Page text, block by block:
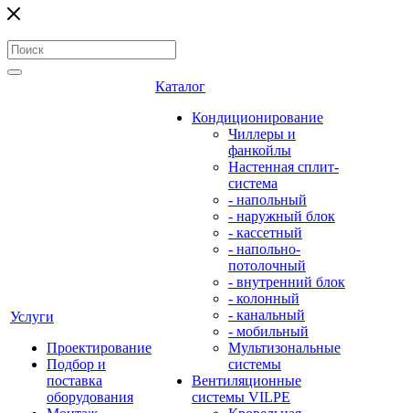
Услуги
Проектирование
Подбор и
поставка
оборудования
Каталог
Кондиционирование
Чиллеры и
фанкойлы
Настенная сплит-
система
- напольный
- наружный блок
- кассетный
- напольно-
потолочный
- внутренний блок
- колонный
- канальный
- мобильный
Мультизональные
системы
Вентиляционные
системы VILPE